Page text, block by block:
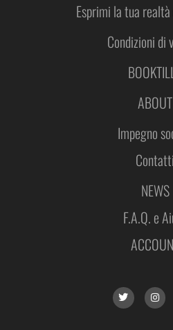
Esprimi la tua
Condizioni di
ABOUT
Impegno
Contatti
NEWS
F.A.Q. e